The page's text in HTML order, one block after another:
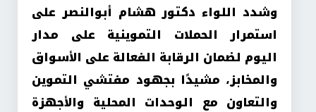
وشدد اللواء دكتور هشام أبوالنصر على
استمرار الحملات التموينية على مدار
اليوم لضمان الرقابة الفعالة على الأسواق
والمخابز، مشيدًا بجهود مفتشي التموين
والتعاون مع الوحدات المحلية والأجهزة